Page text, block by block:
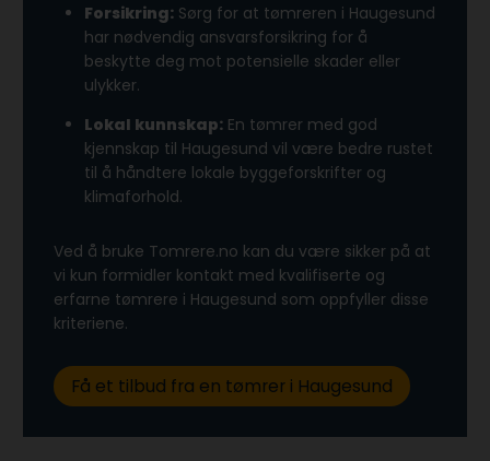
Forsikring: Sørg for at tømreren i Haugesund
har nødvendig ansvarsforsikring for å
beskytte deg mot potensielle skader eller
ulykker.
Lokal kunnskap: En tømrer med god
kjennskap til Haugesund vil være bedre rustet
til å håndtere lokale byggeforskrifter og
klimaforhold.
Ved å bruke Tomrere.no kan du være sikker på at
vi kun formidler kontakt med kvalifiserte og
erfarne tømrere i Haugesund som oppfyller disse
kriteriene.
Få et tilbud fra en tømrer i Haugesund